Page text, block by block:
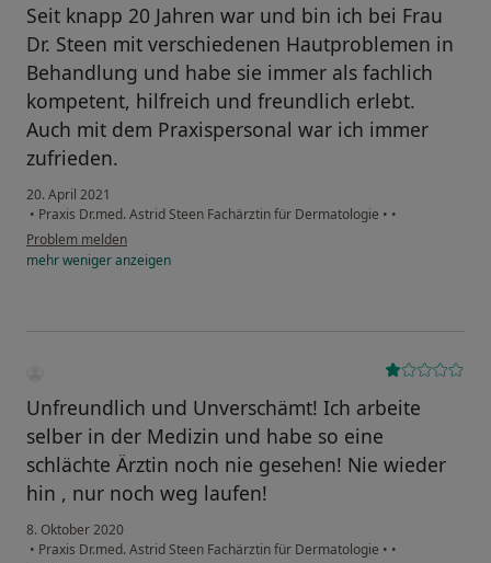
Seit knapp 20 Jahren war und bin ich bei Frau
Dr. Steen mit verschiedenen Hautproblemen in
Behandlung und habe sie immer als fachlich
kompetent, hilfreich und freundlich erlebt.
Auch mit dem Praxispersonal war ich immer
zufrieden.
20. April 2021
• Praxis Dr.med. Astrid Steen Fachärztin für Dermatologie • •
Problem melden
mehrwenigeranzeigen
Unfreundlich und Unverschämt! Ich arbeite
selber in der Medizin und habe so eine
schlächte Ärztin noch nie gesehen! Nie wieder
hin , nur noch weg laufen!
8. Oktober 2020
• Praxis Dr.med. Astrid Steen Fachärztin für Dermatologie • •